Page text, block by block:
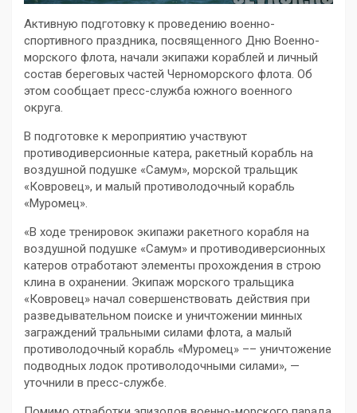
Активную подготовку к проведению военно-
спортивного праздника, посвященного Дню Военно-
морского флота, начали экипажи кораблей и личный
состав береговых частей Черноморского флота. Об
этом сообщает пресс-служба южного военного
округа.
В подготовке к мероприятию участвуют
противодиверсионные катера, ракетный корабль на
воздушной подушке «Самум», морской тральщик
«Ковровец», и малый противолодочный корабль
«Муромец».
«В ходе тренировок экипажи ракетного корабля на
воздушной подушке «Самум» и противодиверсионных
катеров отработают элементы прохождения в строю
клина в охранении. Экипаж морского тральщика
«Ковровец» начал совершенствовать действия при
разведывательном поиске и уничтожении минных
заграждений тральными силами флота, а малый
противолодочный корабль «Муромец» –– уничтожение
подводных лодок противолодочными силами», —
уточнили в пресс-службе.